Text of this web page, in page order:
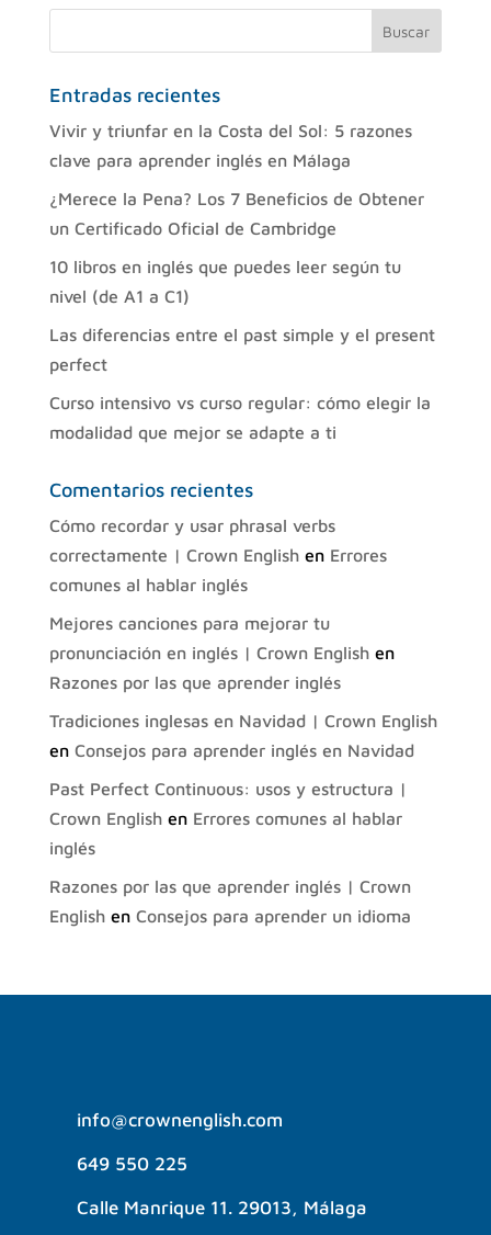
Entradas recientes
Vivir y triunfar en la Costa del Sol: 5 razones
clave para aprender inglés en Málaga
¿Merece la Pena? Los 7 Beneficios de Obtener
un Certificado Oficial de Cambridge
10 libros en inglés que puedes leer según tu
nivel (de A1 a C1)
Las diferencias entre el past simple y el present
perfect
Curso intensivo vs curso regular: cómo elegir la
modalidad que mejor se adapte a ti
Comentarios recientes
Cómo recordar y usar phrasal verbs
correctamente | Crown Englishen Errores
comunes al hablar inglés
Mejores canciones para mejorar tu
pronunciación en inglés | Crown Englishen
Razones por las que aprender inglés
Tradiciones inglesas en Navidad | Crown English
en Consejos para aprender inglés en Navidad
Past Perfect Continuous: usos y estructura |
Crown Englishen Errores comunes al hablar
inglés
Razones por las que aprender inglés | Crown
Englishen Consejos para aprender un idioma
info@crownenglish.com
649 550 225
Calle Manrique 11. 29013, Málaga